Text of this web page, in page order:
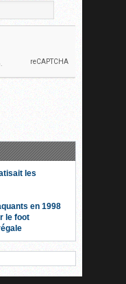
les
en 1998
le foot